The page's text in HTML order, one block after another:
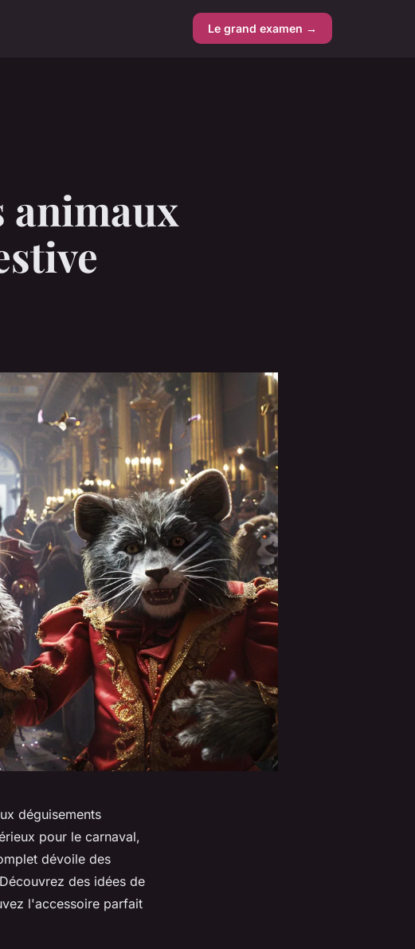
Le grand examen →
animaux
déguisements
pour le carnaval,
dévoile des
des idées de
l'accessoire parfait